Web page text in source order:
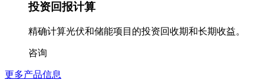
投资回报计算
精确计算光伏和储能项目的投资回收期和长期收益。
咨询
更多产品信息